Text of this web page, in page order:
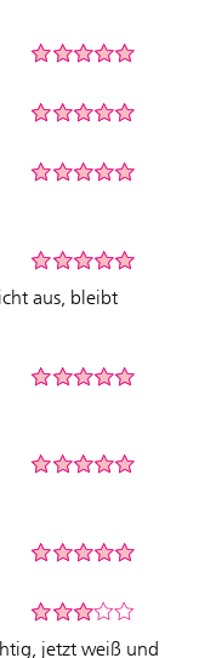
aus, bleibt
jetzt weiß und